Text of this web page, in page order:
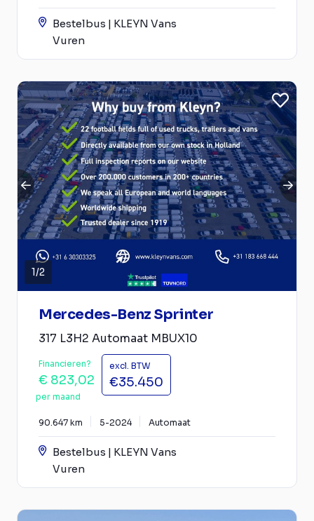
Bestelbus | KLEYN Vans
Vuren
1/2
Mercedes-Benz Sprinter
317 L3H2 Automaat MBUX10
Financieren?
€ 823,02
per maand
excl. BTW
€35.450
90.647 km 5-2024 Automaat
Bestelbus | KLEYN Vans
Vuren